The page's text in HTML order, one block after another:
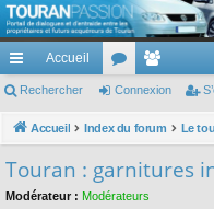
TouranPassion
Le forum des propriétaires ou futurs
cc
ès
pi
Accueil
or
u
e
m
Rechercher Connexion
Accueil Index du forum
Touran : garnitures
Modérateur : Modérateurs